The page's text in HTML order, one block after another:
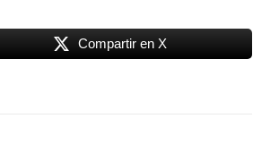
Compartir en X